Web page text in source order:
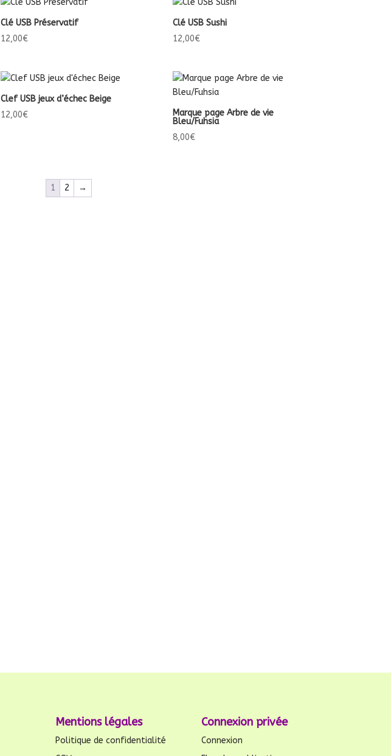
Clé USB Préservatif
12,00€
Clé USB Sushi
12,00€
Clef USB jeux d’échec Beige
12,00€
Marque page Arbre de vie
Bleu/Fuhsia
8,00€
1 2 →
Mentions légales
Politique de confidentialité
Connexion privée
Connexion